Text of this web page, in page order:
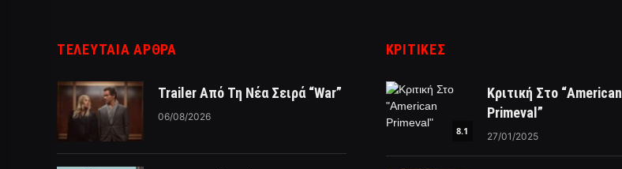
ΤΕΛΕΥΤΑΙΑ ΑΡΘΡΑ
Trailer Από Τη Νέα Σειρά “War”
06/08/2026
ΚΡΙΤΙΚΈΣ
8.1
Κριτική Στο “American
Primeval”
27/01/2025